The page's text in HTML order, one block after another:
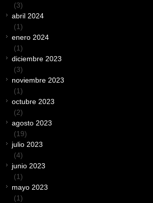
(3)
abril 2024
(1)
enero 2024
(1)
diciembre 2023
(3)
noviembre 2023
(1)
octubre 2023
(2)
agosto 2023
(19)
julio 2023
(4)
junio 2023
(1)
mayo 2023
(1)